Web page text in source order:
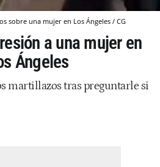
sobre una mujer en Los Ángeles / CG
a una mujer en
Ángeles
martillazos tras preguntarle si